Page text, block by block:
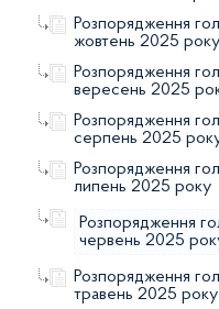
Розпорядження
жовтень 2025 року
Розпорядження
вересень 2025
Розпорядження
серпень 2025
Розпорядження
липень 2025 року
Розпорядження
червень 2025
Розпорядження
травень 2025 року